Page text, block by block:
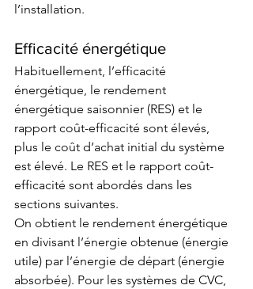
l’installation.
Efficacité énergétique
Habituellement, l’efficacité
énergétique, le rendement
énergétique saisonnier (RES) et le
rapport coût-efficacité sont élevés,
plus le coût d’achat initial du système
est élevé. Le RES et le rapport coût-
efficacité sont abordés dans les
sections suivantes.
On obtient le rendement énergétique
en divisant l’énergie obtenue (énergie
utile) par l’énergie de départ (énergie
absorbée). Pour les systèmes de CVC,